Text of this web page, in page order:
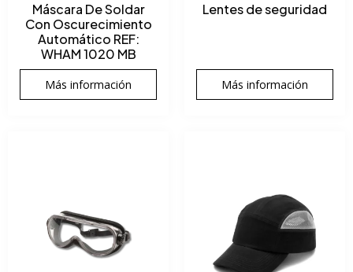
Máscara De Soldar
Con Oscurecimiento
Automático REF:
WHAM 1020 MB
Más información
Lentes de seguridad
Más información